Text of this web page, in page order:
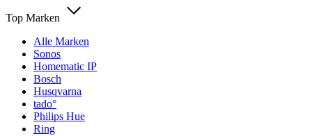
Top Marken
Alle Marken
Sonos
Homematic IP
Bosch
Husqvarna
tado°
Philips Hue
Ring